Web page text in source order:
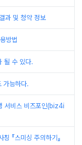
과 및 청약 정보
방법
될 수 있다.
가능하다.
서비스 비즈포인(biz4i
『스미싱 주의하기』